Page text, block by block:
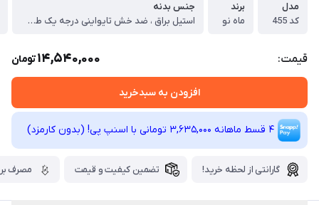
مدل
کد 455
برند
ماه نو
جنس بدنه
استیل براق ، ضد خش تایواینی درجه یک طلایی/ نقره ای
قیمت: 14,540,000تومان
افزودن به سبدخرید
4 قسط ماهانه 3,635,000 تومانی با اسنپ ‌پی! (بدون کارمزد)
گارانتی از لحظه خرید! تضمین کیفیت و قیمت مصرف